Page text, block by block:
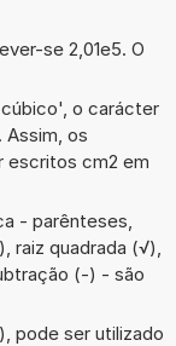
se 2,01e5. O
o carácter
os
escritos cm2 em
- parênteses,
quadrada (√),
(-) - são
pode ser utilizado